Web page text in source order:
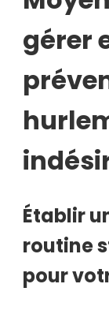
gérer
Établir
routine
pour